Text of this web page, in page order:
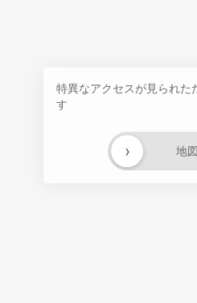
特異なアクセスが見られた
す
地
›